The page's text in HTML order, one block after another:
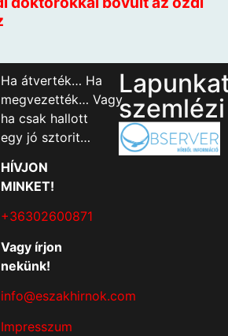
Ha átverték… Ha
megvezették… Vagy
ha csak hallott
egy jó sztorit…
HÍVJON
MINKET!
+36302600871
Vagy írjon
nekünk!
info@eszakhirnok.com
Impresszum
szemlézi